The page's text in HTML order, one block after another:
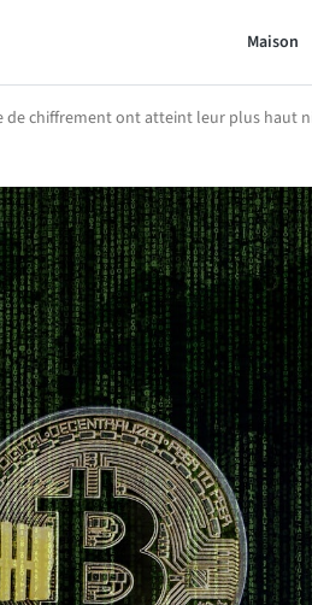
Maison
de chiffrement ont atteint leur plus haut